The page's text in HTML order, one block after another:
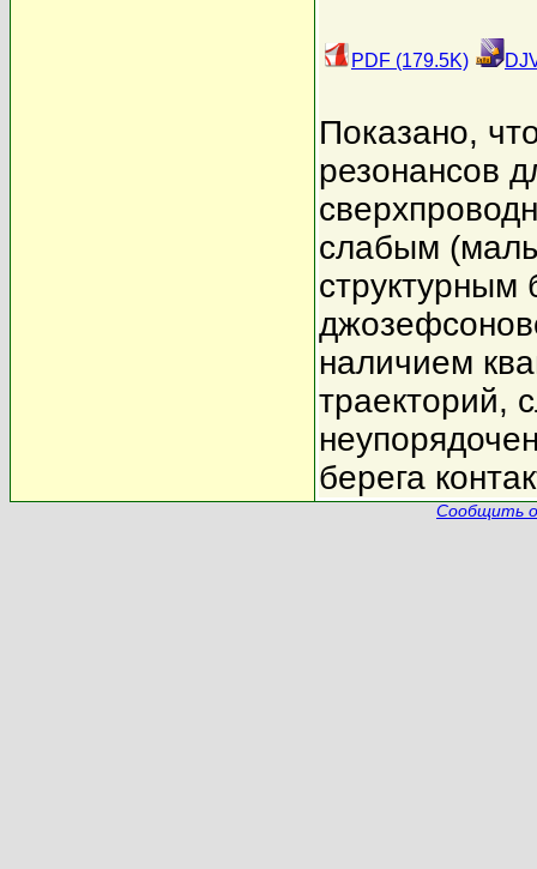
PDF (179.5K)
Показано,
резонансов
слабым
структурным
наличием
траекторий,
берега
Сообщить о